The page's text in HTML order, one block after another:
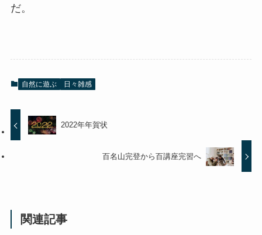
だ。
自然に遊ぶ 日々雑感
2022年年賀状
百名山完登から百講座完習へ
関連記事